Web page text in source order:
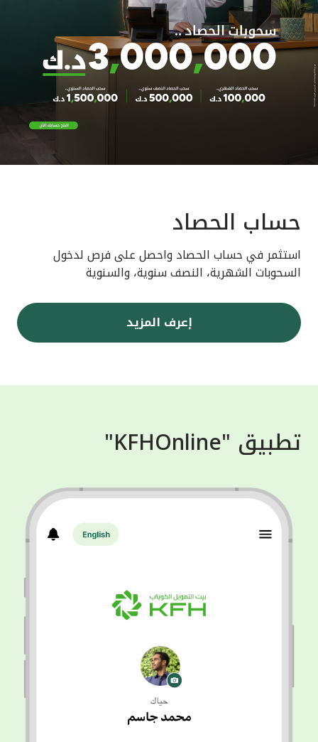
حساب الحصاد
استثمر في حساب الحصاد واحصل على فرص لدخول
السحوبات الشهرية، النصف سنوية، والسنوية
إعرف المزيد
تطبيق "KFHOnline"